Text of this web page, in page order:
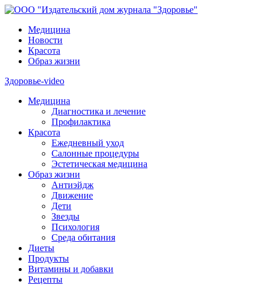
Медицина
Новости
Красота
Образ жизни
Здоровье-video
Медицина
Диагностика и лечение
Профилактика
Красота
Ежедневный уход
Салонные процедуры
Эстетическая медицина
Образ жизни
Антиэйдж
Движение
Дети
Звезды
Психология
Среда обитания
Диеты
Продукты
Витамины и добавки
Рецепты